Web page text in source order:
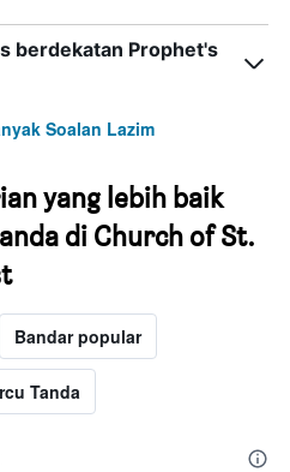
berdekatan Prophet's
Soalan Lazim
yang lebih baik
di Church of St.
Bandar popular
Tanda